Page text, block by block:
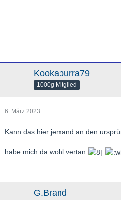
Kookaburra79
1000g Mitglied
6. März 2023
Kann das hier jemand an den
habe mich da wohl vertan
G.Brand